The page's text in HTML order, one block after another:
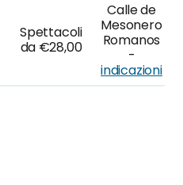
Spettacoli
da €28,00
Calle de
Mesonero
Romanos
-
indicazioni